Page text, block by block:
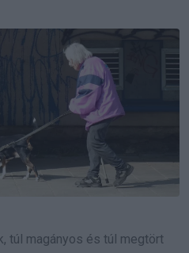
Email
túl magányos és túl megtört